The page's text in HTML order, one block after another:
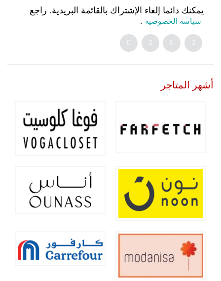
يمكنك دائما إلغاء الإشتراك بالقائمة البريدية. راجع
سياسة الخصوصية .
أشهر المتاجر